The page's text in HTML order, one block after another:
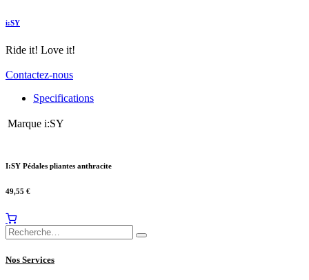
i:SY
Ride it! Love it!
Contactez-nous
Specifications
Marque i:SY
I:SY Pédales pliantes anthracite
49,55 €
Nos Services